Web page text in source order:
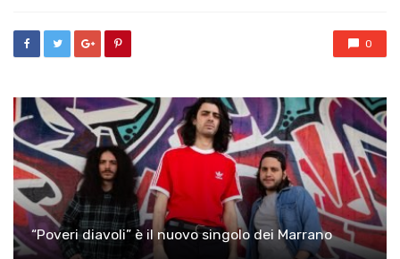
0
“Poveri diavoli” è il nuovo singolo dei Marrano